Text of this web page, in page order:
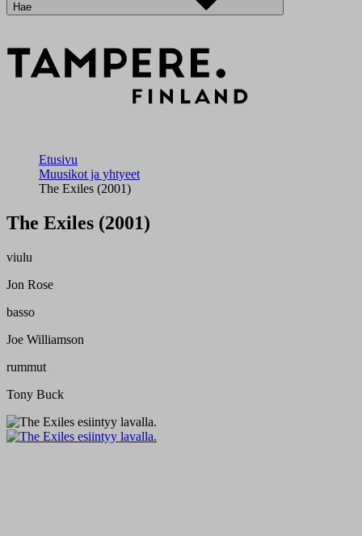
Hae
Etusivu
Muusikot ja yhtyeet
The Exiles (2001)
The Exiles (2001)
viulu
Jon Rose
basso
Joe Williamson
rummut
Tony Buck